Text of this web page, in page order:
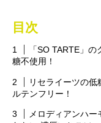
目次
「SO TARTE」
糖不使用！
リセライーツの
ルテンフリー！
メロディアンハ